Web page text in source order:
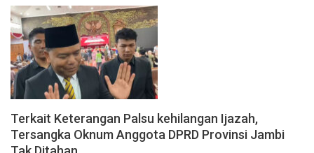
Terkait Keterangan Palsu kehilangan Ijazah,
Tersangka Oknum Anggota DPRD Provinsi Jambi